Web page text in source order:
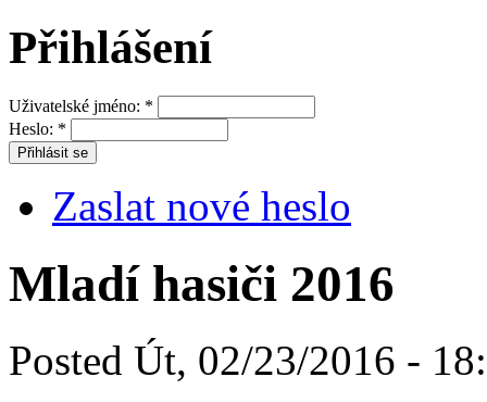
Přihlášení
Uživatelské jméno: *
Heslo: *
Zaslat nové heslo
Mladí hasiči 2016
Posted Út, 02/23/2016 -